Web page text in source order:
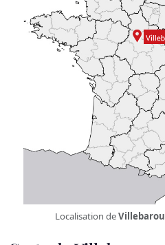
Localisation deVillebarou